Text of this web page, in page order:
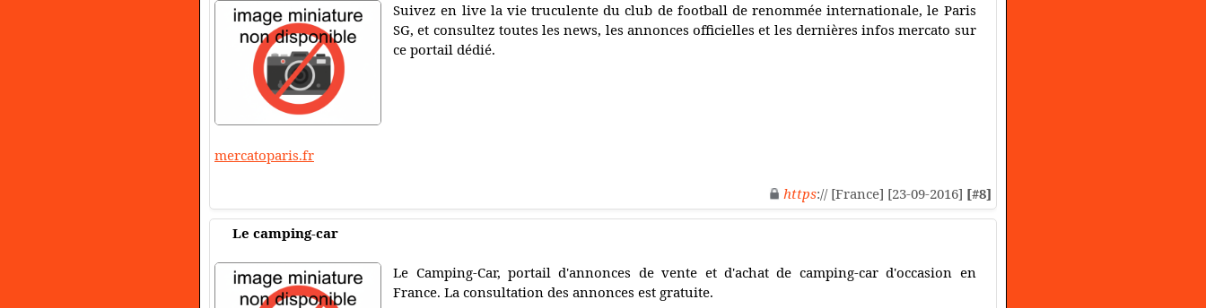
Suivez en live la vie truculente du club de football de renommée internationale, le Paris
SG, et consultez toutes les news, les annonces officielles et les dernières infos mercato sur
ce portail dédié.
mercatoparis.fr
https:// [France] [23-09-2016] [#8]
Le camping-car
Le Camping-Car, portail d'annonces de vente et d'achat de camping-car d'occasion en
France. La consultation des annonces est gratuite.